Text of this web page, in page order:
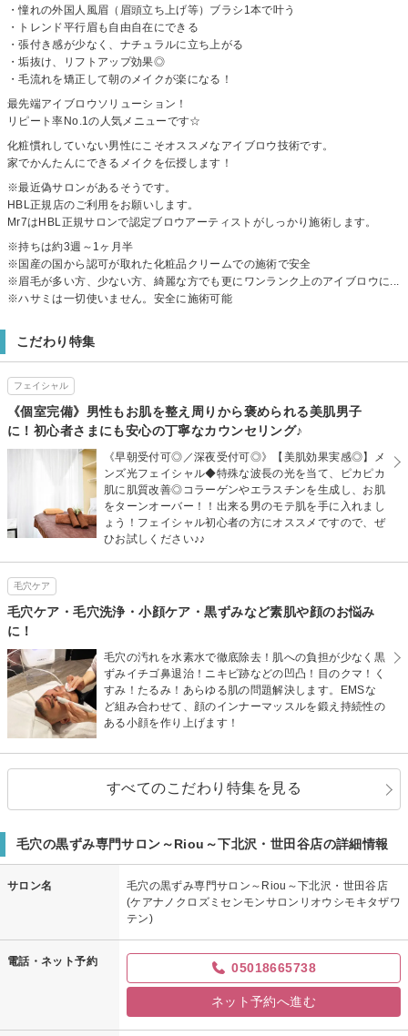
・憧れの外国人風眉（眉頭立ち上げ等）ブラシ1本で叶う
・トレンド平行眉も自由自在にできる
・張付き感が少なく、ナチュラルに立ち上がる
・垢抜け、リフトアップ効果◎
・毛流れを矯正して朝のメイクが楽になる！
最先端アイブロウソリューション！
リピート率No.1の人気メニューです☆
化粧慣れしていない男性にこそオススメなアイブロウ技術です。
家でかんたんにできるメイクを伝授します！
※最近偽サロンがあるそうです。
HBL正規店のご利用をお願いします。
Mr7はHBL正規サロンで認定ブロウアーティストがしっかり施術します。
※持ちは約3週～1ヶ月半
※国産の国から認可が取れた化粧品クリームでの施術で安全
※眉毛が多い方、少ない方、綺麗な方でも更にワンランク上のアイブロウに...
※ハサミは一切使いません。安全に施術可能
こだわり特集
フェイシャル
《個室完備》男性もお肌を整え周りから褒められる美肌男子
に！初心者さまにも安心の丁寧なカウンセリング♪
《早朝受付可◎／深夜受付可◎》【美肌効果実感◎】メ
ンズ光フェイシャル◆特殊な波長の光を当て、ピカピカ
肌に肌質改善◎コラーゲンやエラスチンを生成し、お肌
をターンオーバー！！出来る男のモテ肌を手に入れまし
ょう！フェイシャル初心者の方にオススメですので、ぜ
ひお試しください♪♪
毛穴ケア
毛穴ケア・毛穴洗浄・小顔ケア・黒ずみなど素肌や顔のお悩み
に！
毛穴の汚れを水素水で徹底除去！肌への負担が少なく黒
ずみイチゴ鼻退治！ニキビ跡などの凹凸！目のクマ！く
すみ！たるみ！あらゆる肌の問題解決します。EMSな
ど組み合わせて、顔のインナーマッスルを鍛え持続性の
ある小顔を作り上げます！
すべてのこだわり特集を見る
毛穴の黒ずみ専門サロン～Riou～下北沢・世田谷店の詳細情報
サロン名
毛穴の黒ずみ専門サロン～Riou～下北沢・世田谷店
(ケアナノクロズミセンモンサロンリオウシモキタザワ
テン)
電話・ネット予約 05018665738
ネット予約へ進む